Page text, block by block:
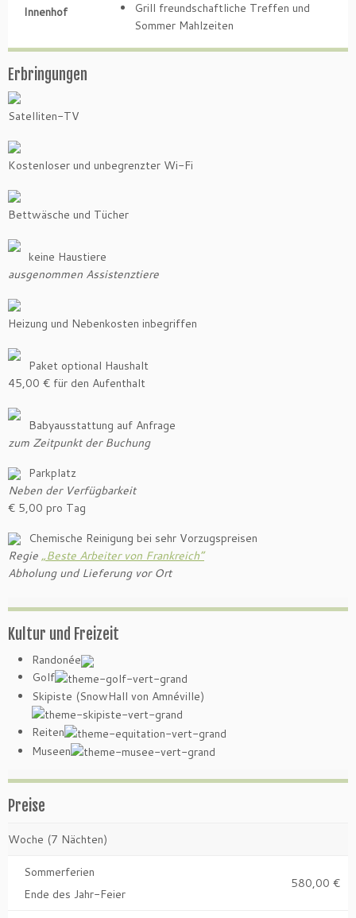
Innenhof
Grill freundschaftliche Treffen und
Sommer Mahlzeiten
Erbringungen
Satelliten-TV
Kostenloser und unbegrenzter Wi-Fi
Bettwäsche und Tücher
keine Haustiere
ausgenommen Assistenztiere
Heizung und Nebenkosten inbegriffen
Paket optional Haushalt
45,00 € für den Aufenthalt
Babyausstattung auf Anfrage
zum Zeitpunkt der Buchung
Parkplatz
Neben der Verfügbarkeit
€ 5,00 pro Tag
Chemische Reinigung bei sehr Vorzugspreisen
Regie „Beste Arbeiter von Frankreich“
Abholung und Lieferung vor Ort
Kultur und Freizeit
Randonée
Golf
Skipiste (SnowHall von Amnéville)
Reiten
Museen
Preise
Woche (7 Nächten)
Sommerferien
Ende des Jahr-Feier
580,00 €